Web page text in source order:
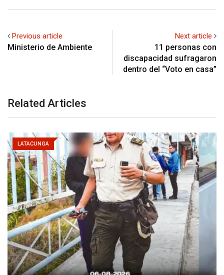
Previous article
Ministerio de Ambiente
Next article
11 personas con
discapacidad sufragaron
dentro del “Voto en casa”
Related Articles
LATACUNGA